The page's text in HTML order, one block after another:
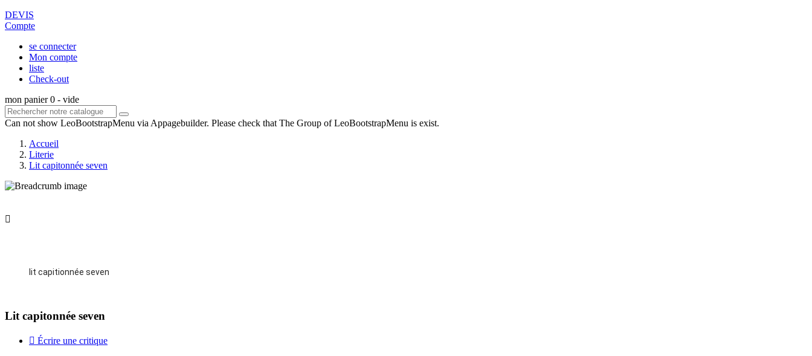
DEVIS
Compte
se connecter
Mon compte
liste
Check-out
mon panier 0 - vide
Can not show LeoBootstrapMenu via Appagebuilder. Please check that The Group of LeoBootstrapMenu is exist.
Accueil
Literie
Lit capitonnée seven

lit capitionnée seven
Lit capitonnée seven
 Écrire une critique